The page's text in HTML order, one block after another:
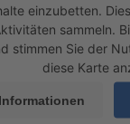
einzubetten.
sammeln.
stimmen Sie der
diese Karte